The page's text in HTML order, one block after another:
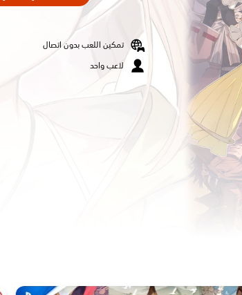
تمكين اللعب بدون اتصال
لاعب واحد